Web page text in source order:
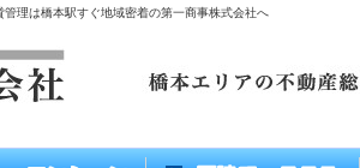
理は橋本駅すぐ地域密着の第一商事株式会社へ